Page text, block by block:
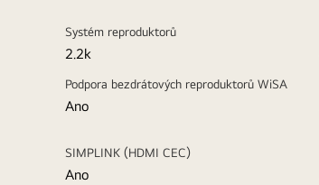
Systém reproduktorů
2.2k
Podpora bezdrátových reproduktorů WiSA
Ano
SIMPLINK (HDMI CEC)
Ano